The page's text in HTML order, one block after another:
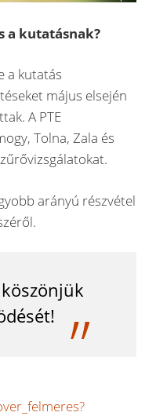
a kutatásnak?
a kutatás
május elsején
A PTE
Tolna, Zala és
arányú részvétel